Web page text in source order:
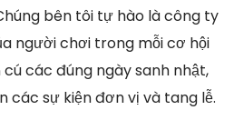
bên tôi tự hào là công ty
người chơi trong mỗi cơ hội
các đúng ngày sanh nhật,
các sự kiện đơn vị và tang lễ.